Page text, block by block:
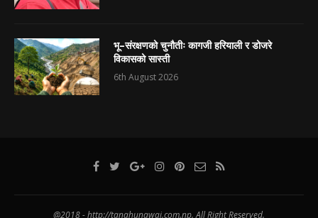
भू–संरक्षणको चुनौतीः कागजी हरियाली र डोजरे
विकासको सास्ती
6th August 2026
@2018 - http://tanahunawaj.com.np. All Right Reserved.